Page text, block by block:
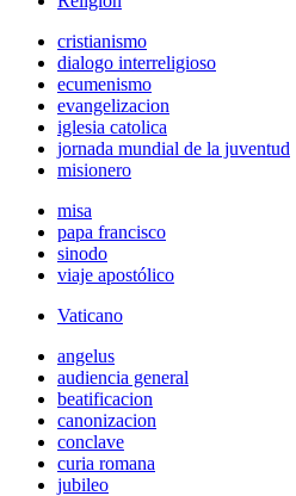
cristianismo
dialogo interreligioso
ecumenismo
evangelizacion
iglesia catolica
jornada mundial de la juventud
misionero
misa
papa francisco
sinodo
viaje apostólico
Vaticano
angelus
audiencia general
beatificacion
canonizacion
conclave
curia romana
jubileo